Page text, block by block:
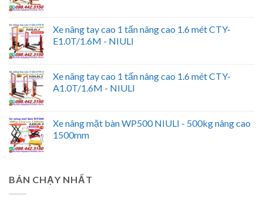
Xe nâng tay cao 1 tấn nâng cao 1.6 mét CTY-
E1.0T/1.6M - NIULI
Xe nâng tay cao 1 tấn nâng cao 1.6 mét CTY-
A1.0T/1.6M - NIULI
Xe nâng mặt bàn WP500 NIULI - 500kg nâng cao
1500mm
BÁN CHẠY NHẤT